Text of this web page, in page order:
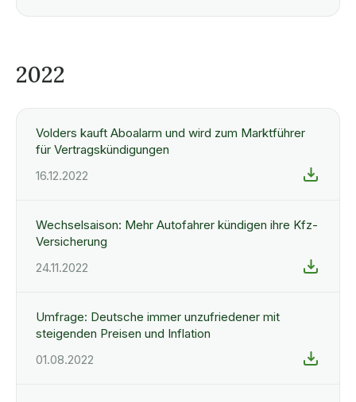
2022
Volders kauft Aboalarm und wird zum Marktführer
für Vertragskündigungen
16.12.2022
Wechselsaison: Mehr Autofahrer kündigen ihre Kfz-
Versicherung
24.11.2022
Umfrage: Deutsche immer unzufriedener mit
steigenden Preisen und Inflation
01.08.2022